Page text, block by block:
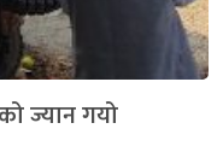
ज्यान गयो